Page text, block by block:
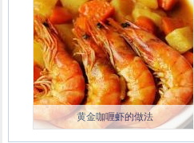
黄金咖喱虾的做法